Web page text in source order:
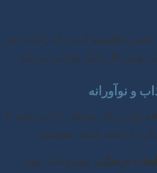
مسیر نظام‌مند است که رعایت هر
نهایی کار کمک شایانی می‌کند:
اول برای خودتان جذاب باشد تا
آن را داشته باشید. همچنین:
فرهنگی: موضوعاتی چون